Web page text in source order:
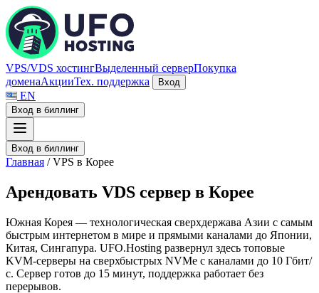
VPS/VDS хостингВыделенный серверПокупка
доменаАкцииТех. поддержка Вход
EN
Вход в биллинг
Вход в биллинг
Главная /VPS в Корее
Арендовать VDS сервер в Корее
Южная Корея — технологическая сверхдержава Азии с самым
быстрым интернетом в мире и прямыми каналами до Японии,
Китая, Сингапура. UFO.Hosting развернул здесь топовые
KVM-серверы на сверхбыстрых NVMe с каналами до 10 Гбит/
с. Сервер готов до 15 минут, поддержка работает без
перерывов.